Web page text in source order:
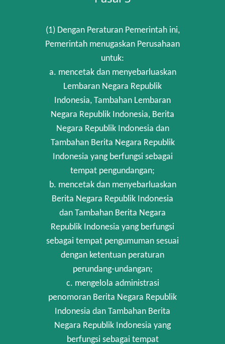
(1) Dengan Peraturan Pemerintah ini,
Pemerintah menugaskan Perusahaan
untuk:
a. mencetak dan menyebarluaskan
Lembaran Negara Republik
Indonesia, Tambahan Lembaran
Negara Republik Indonesia, Berita
Negara Republik Indonesia dan
Tambahan Berita Negara Republik
Indonesia yang berfungsi sebagai
tempat pengundangan;
b. mencetak dan menyebarluaskan
Berita Negara Republik Indonesia
dan Tambahan Berita Negara
Republik Indonesia yang berfungsi
sebagai tempat pengumuman sesuai
dengan ketentuan peraturan
perundang-undangan;
c. mengelola administrasi
penomoran Berita Negara Republik
Indonesia dan Tambahan Berita
Negara Republik Indonesia yang
berfungsi sebagai tempat